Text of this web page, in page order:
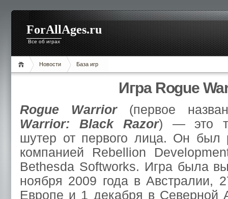
ForAllAges.ru
Все об играх
Новости База игр
Игра Rogue
Rogue Warrior(первое
Warrior: Black Razor) — это
шутер от первого лица. Он был
компанией Rebellion
Bethesda Softworks. Игра была
ноября 2009 года в Австралии,
Европе и 1 декабря в Северной